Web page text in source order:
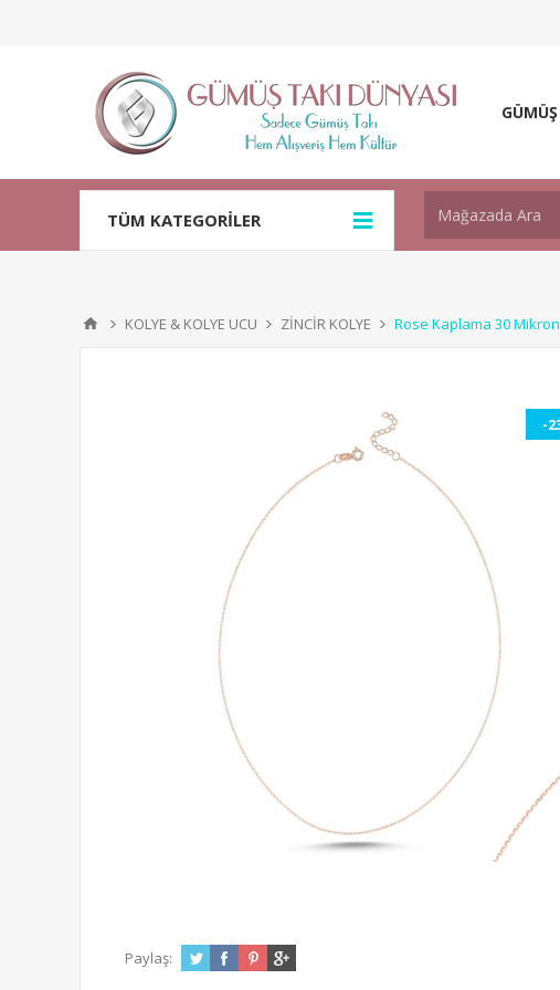
TÜM KATEGORİLER
KOLYE & KOLYE UCU ZİNCİR KOLYE Rose Kaplama 30
-
Paylaş: